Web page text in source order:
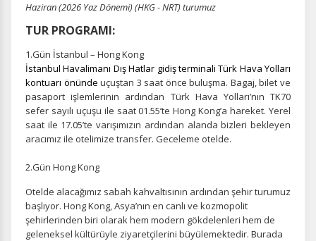
Haziran (2026 Yaz Dönemi) (HKG - NRT) turumuz
TUR PROGRAMI:
1.Gün İstanbul – Hong Kong
İstanbul Havalimanı Dış Hatlar gidiş terminali Türk Hava Yolları
kontuarı önündeuçuştan 3 saat önce buluşma. Bagaj, bilet ve
pasaport işlemlerinin ardından Türk Hava Yolları’nın TK70
sefer sayılı uçuşu ile saat 01.55’te Hong Kong’a hareket. Yerel
saat ile 17.05’te varışımızın ardından alanda bizleri bekleyen
aracımız ile otelimize transfer. Geceleme otelde.
2.Gün Hong Kong
Otelde alacağımız sabah kahvaltısının ardından şehir turumuz
başlıyor. Hong Kong, Asya’nın en canlı ve kozmopolit
şehirlerinden biri olarak hem modern gökdelenleri hem de
geleneksel kültürüyle ziyaretçilerini büyülemektedir. Burada